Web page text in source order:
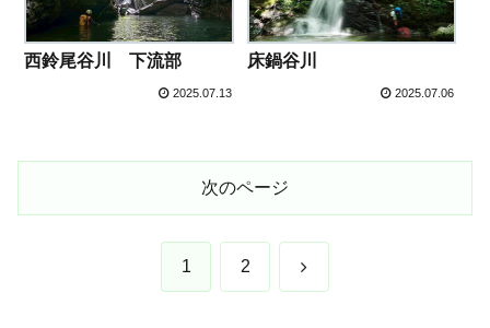
西鈴尾谷川 下流部
2025.07.13
床鍋谷川
2025.07.06
次のページ
1 2 次